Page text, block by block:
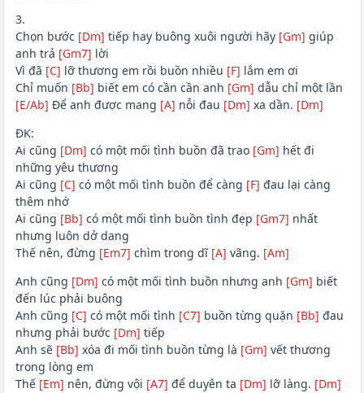
3.
Chọn bước [Dm] tiếp hay buông xuôi người hãy [Gm] giúp
anh trả [Gm7] lời
Vì đã [C] lỡ thương em rồi buồn nhiều [F] lắm em ơi
Chỉ muốn [Bb] biết em có cần cần anh [Gm] dẫu chỉ một lần
[E/Ab] Để anh được mang [A] nỗi đau [Dm] xa dần. [Dm]
ĐK:
Ai cũng [Dm] có một mối tình buồn đã trao [Gm] hết đi
những yêu thương
Ai cũng [C] có một mối tình buồn để càng [F] đau lại càng
thêm nhớ
Ai cũng [Bb] có một mối tình buồn tình đẹp [Gm7] nhất
nhưng luôn dở dang
Thế nên, đừng [Em7] chìm trong dĩ [A] vãng. [Am]
Anh cũng [Dm] có một mối tình buồn nhưng anh [Gm] biết
đến lúc phải buông
Anh cũng [C] có một mối tình [C7] buồn từng quặn [Bb] đau
nhưng phải bước [Dm] tiếp
Anh sẽ [Bb] xóa đi mối tình buồn từng là [Gm] vết thương
trong lòng em
Thế [Em] nên, đừng vội [A7] để duyên ta [Dm] lỡ làng. [Dm]